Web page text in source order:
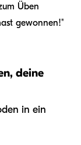
Üben
gewonnen!"
deine
in ein